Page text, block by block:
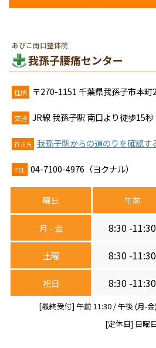
あびこ南口整体院
我孫子腰痛センター
住所 〒270-1151 千葉県我孫子市本
交通 JR線 我孫子駅 南口より徒歩15秒
行き方 我孫子駅からの道のりを確認す
TEL 04-7100-4976（ヨクナル）
曜日 午前
月 - 金 8:30 -11:30
土曜 8:30 -11:30
祝日 8:30 -11:30
[最終受付] 午前 11:30 / 午後 (月-
[定休日] 日曜